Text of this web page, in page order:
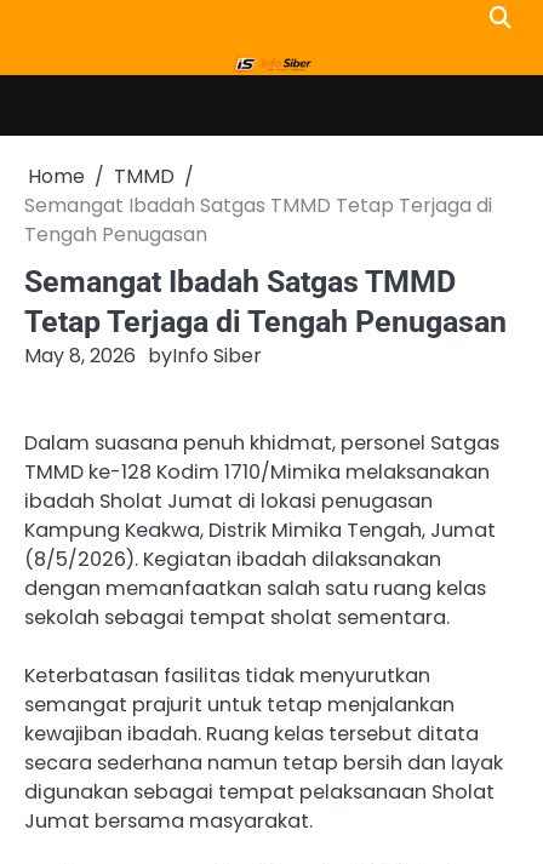
content
Home
TMMD
Semangat Ibadah Satgas TMMD Tetap Terjaga di
Tengah Penugasan
Semangat Ibadah Satgas TMMD
Tetap Terjaga di Tengah Penugasan
May 8, 2026 byInfo Siber
Dalam suasana penuh khidmat, personel Satgas
TMMD ke-128 Kodim 1710/Mimika melaksanakan
ibadah Sholat Jumat di lokasi penugasan
Kampung Keakwa, Distrik Mimika Tengah, Jumat
(8/5/2026). Kegiatan ibadah dilaksanakan
dengan memanfaatkan salah satu ruang kelas
sekolah sebagai tempat sholat sementara.
Keterbatasan fasilitas tidak menyurutkan
semangat prajurit untuk tetap menjalankan
kewajiban ibadah. Ruang kelas tersebut ditata
secara sederhana namun tetap bersih dan layak
digunakan sebagai tempat pelaksanaan Sholat
Jumat bersama masyarakat.